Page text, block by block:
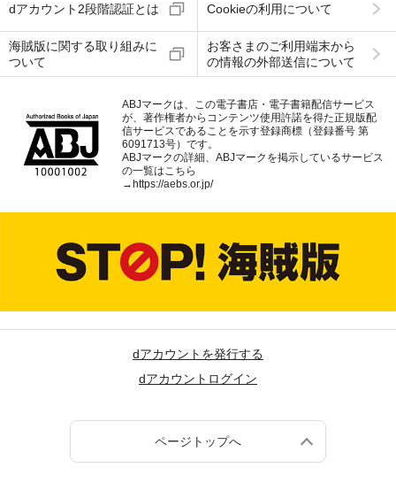
dアカウント2段階認証とは Cookieの利用について
海賊版に関する取り組みに
ついて
お客さまのご利用端末から
の情報の外部送信について
ABJマークは、この電子書店・電子書籍配信サービス
が、著作権者からコンテンツ使用許諾を得た正規版配
信サービスであることを示す登録商標（登録番号 第
6091713号）です。
ABJマークの詳細、ABJマークを掲示しているサービス
の一覧はこちら
→ https://aebs.or.jp/
dアカウントを発行する
dアカウントログイン
ページトップへ